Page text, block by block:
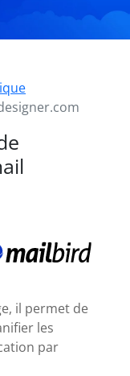
il permet de
les
par